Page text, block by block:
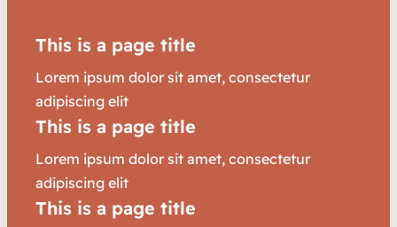
This is a page title
Lorem ipsum dolor sit amet, consectetur
adipiscing elit
This is a page title
Lorem ipsum dolor sit amet, consectetur
adipiscing elit
This is a page title